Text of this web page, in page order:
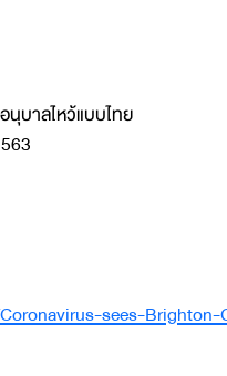
นุบาลไหว้แบบไทย
sees-